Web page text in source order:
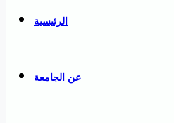
الرئيسية
عن الجامعة